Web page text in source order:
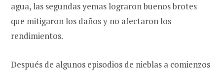
agua, las segundas yemas lograron buenos brotes
que mitigaron los daños y no afectaron los
rendimientos.
Después de algunos episodios de nieblas a comienzos